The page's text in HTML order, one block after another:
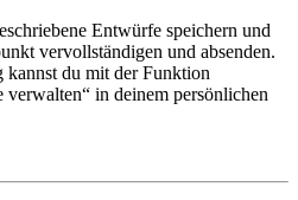
Entwürfe speichern und
vervollständigen und absenden.
kannst du mit der Funktion
verwalten“ in deinem persönlichen